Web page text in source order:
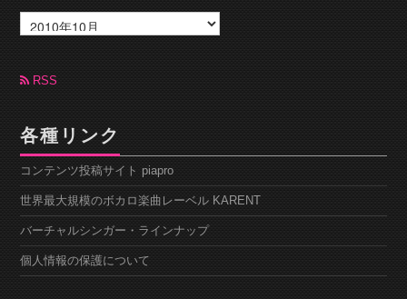
ー
カ
ブ RSS
各種リンク
コンテンツ投稿サイト piapro
世界最大規模のボカロ楽曲レーベル KARENT
バーチャルシンガー・ラインナップ
個人情報の保護について